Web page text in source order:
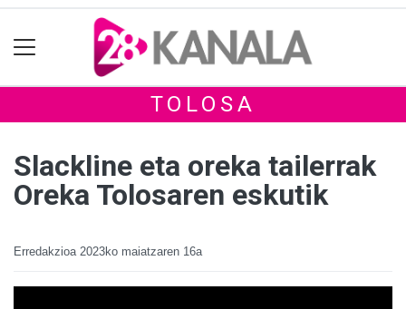
TOLOSA
Slackline eta oreka tailerrak
Oreka Tolosaren eskutik
Erredakzioa 2023ko maiatzaren 16a